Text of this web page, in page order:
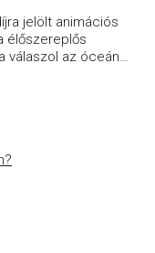
jelölt animációs
élőszereplős
válaszol az óceán…